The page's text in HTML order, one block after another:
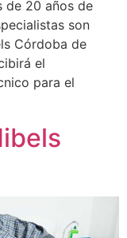
de 20 años de
son
Córdoba de
el
para el